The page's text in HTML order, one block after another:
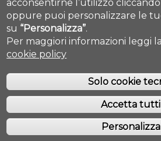
Dove siamo
Mappa Campus
COPYRIGHT © 2019. ALL RIGHTS
GABRIELE D'ANNUNZIO -
acconsentirne l’utilizzo cliccando
oppure puoi personalizzare le
su “Personalizza”.
Per maggiori informazioni leggi
cookie policy
Solo cookie
Accetta tutti
Personalizza